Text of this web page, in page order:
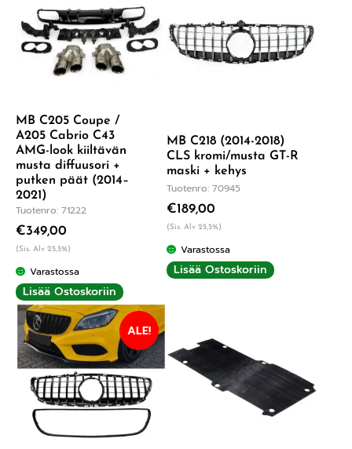
MB C205 Coupe /
A205 Cabrio C43
AMG-look kiiltävän
musta diffuusori +
putken päät (2014–
2021)
Tuotenro: 71222
€349,00
(Sis. Alv 25,5%)
Varastossa
Lisää Ostoskoriin
MB C218 (2014-2018)
CLS kromi/musta GT-R
maski + kehys
Tuotenro: 70945
€189,00
(Sis. Alv 25,5%)
Varastossa
Lisää Ostoskoriin
ALE!